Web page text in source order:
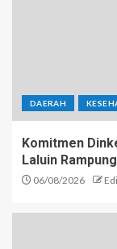
DAERAH
Komitmen
Laluin
06/08/2026